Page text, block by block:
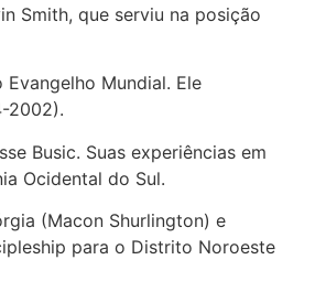
Smith, que serviu na posição
Mundial. Ele
2002).
Busic. Suas experiências em
Ocidental do Sul.
(Macon Shurlington) e
para o Distrito Noroeste